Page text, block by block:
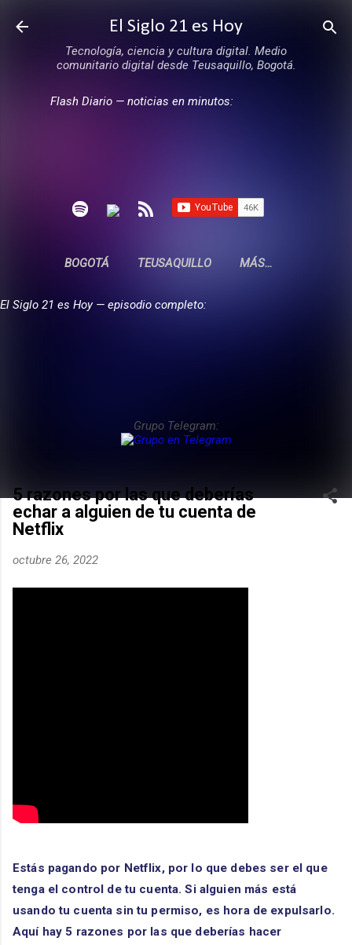
Ir al contenido principal
El Siglo 21 es Hoy
Tecnología, ciencia y cultura digital. Medio
comunitario digital desde Teusaquillo, Bogotá.
Flash Diario — noticias en minutos:
BOGOTÁ TEUSAQUILLO MÁS…
El Siglo 21 es Hoy — episodio completo:
Grupo Telegram:
5 razones por las que deberías
echar a alguien de tu cuenta de
Netflix
octubre 26, 2022
Estás pagando por Netflix, por lo que debes ser el que
tenga el control de tu cuenta. Si alguien más está
usando tu cuenta sin tu permiso, es hora de expulsarlo.
Aquí hay 5 razones por las que deberías hacer